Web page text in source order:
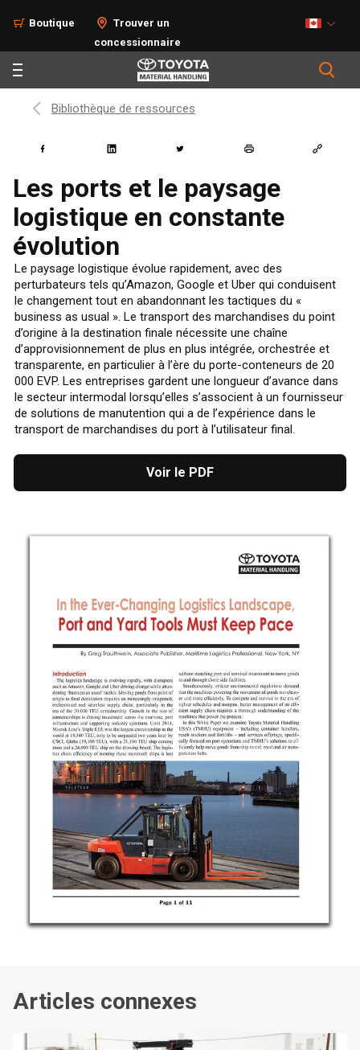
Boutique
Trouver un
concessionnaire
Bibliothèque de ressources
Les ports et le paysage
logistique en constante
évolution
Le paysage logistique évolue rapidement, avec des
perturbateurs tels qu’Amazon, Google et Uber qui conduisent
le changement tout en abandonnant les tactiques du «
business as usual ». Le transport des marchandises du point
d’origine à la destination finale nécessite une chaîne
d’approvisionnement de plus en plus intégrée, orchestrée et
transparente, en particulier à l’ère du porte-conteneurs de 20
000 EVP. Les entreprises gardent une longueur d’avance dans
le secteur intermodal lorsqu’elles s’associent à un fournisseur
de solutions de manutention qui a de l’expérience dans le
transport de marchandises du port à l’utilisateur final.
Voir le PDF
Articles connexes